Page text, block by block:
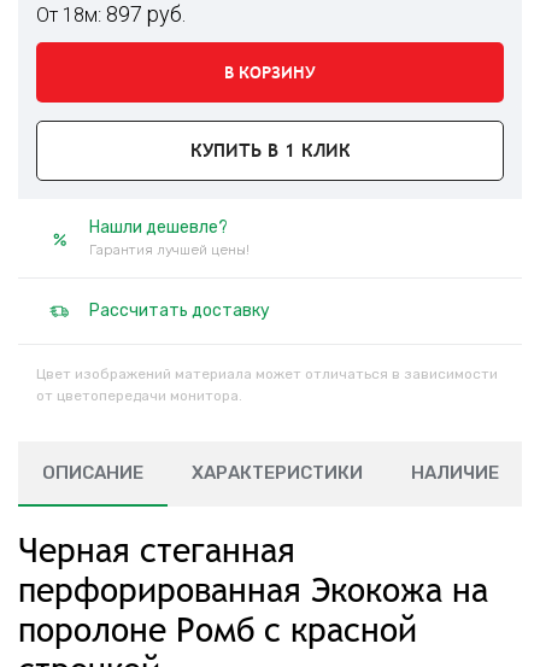
От 18м: 897 руб.
В КОРЗИНУ
КУПИТЬ В 1 КЛИК
Нашли дешевле?
Гарантия лучшей цены!
Рассчитать доставку
Цвет изображений материала может отличаться в зависимости
от цветопередачи монитора.
ОПИСАНИЕ ХАРАКТЕРИСТИКИ НАЛИЧИЕ
Черная стеганная
перфорированная Экокожа на
поролоне Ромб с красной